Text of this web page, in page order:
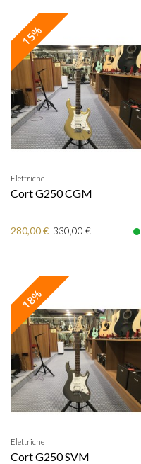
15%
Elettriche
Cort G250 CGM
280,00 € 330,00 €
18%
Elettriche
Cort G250 SVM